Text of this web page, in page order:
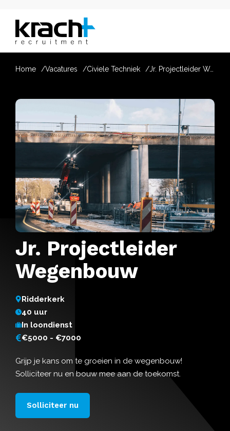
Home Vacatures Civiele Techniek Jr. Projectleider Wegenbouw
Jr. Projectleider
Wegenbouw
Ridderkerk
40 uur
In loondienst
€5000 - €7000
Grijp je kans om te groeien in de wegenbouw!
Solliciteer nu en bouw mee aan de toekomst.
Solliciteer nu